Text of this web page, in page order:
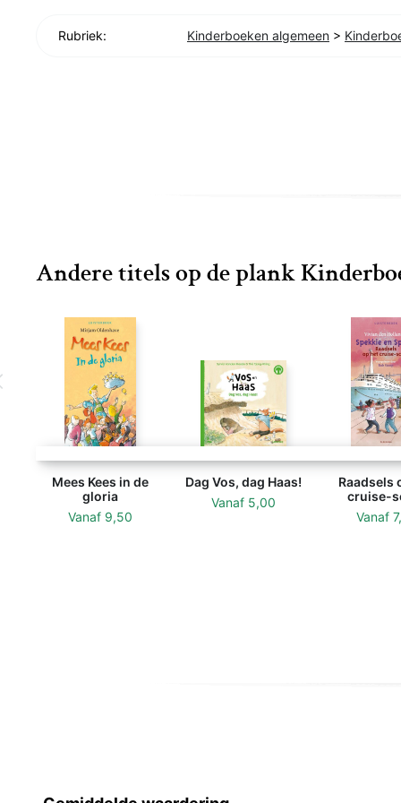
Rubriek: Kinderboeken algemeen >
Andere titels op de plank
Mees Kees in de
gloria
Vanaf 9,50
Dag Vos, dag Haas!
Vanaf 5,00
Raadsels
cruise-
Vanaf